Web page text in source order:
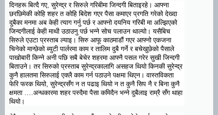
दिनहरू बित्दै गए, सुरेन्द्र र सिरुले गरिबीमा जिन्दगी बिताइरहे। आफ्ना
छरछिमेकी कोहि शहर त कोहि बिदेश गएर पैसा कमाएर प्रगति गरेको देख्दा
दुबैका मनमा अब केही त्याग गर्नु पर्छ र आफ्नो दयनिय गरिबी मा अल्झिएको
जिन्दगीलाई केही माथी उठाउनु पर्छ भन्ने सोच पलाउन थाल्यो। यसैबिच
सिरुले एउटा प्रस्ताब ल्याइ। सिरु आफू काठमाडौं गएर आफ्नो एकजना
चिनेको मान्छेको ब्युटी पार्लरमा काम र तालिम दुबै गर्ने र बचेखुछेको पैसाले
पाखोबारी किन्ने अनी पछि सबै बेचेर शहरमा आफ्नै पसल गरेर सुखी जिन्दगी
बिताउने। तर सिरुको प्रस्ताब सुरेन्द्रकालागि असहज थियो किनकी सुरेन्द्र
कुनै हालतमा सिरुलाई एक्लै काम गर्न पठाउने पक्षमा थिएन। वास्तविकता
फेरि फरक थियो, सुरेन्द्रसँग न त पढाइ थियो न त कुनै सिप नै र बिना कुनै
क्षमता ….अन्धकारमा शहर पस्दैमा पैसा कमिदैन भन्ने दुबैलाइ राम्रै सँग थाहा
थियो।